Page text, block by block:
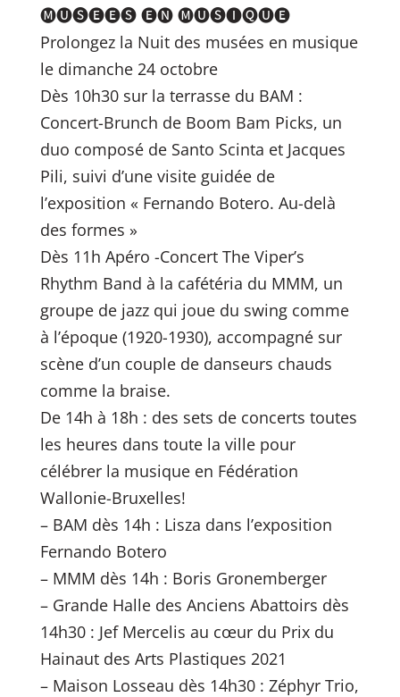
🅜🅤🅢🅔🅔🅢 🅔🅝 🅜🅤🅢🅘🅠🅤🅔
Prolongez la Nuit des musées en musique
le dimanche 24 octobre
Dès 10h30 sur la terrasse du BAM :
Concert-Brunch de Boom Bam Picks, un
duo composé de Santo Scinta et Jacques
Pili, suivi d’une visite guidée de
l’exposition « Fernando Botero. Au-delà
des formes »
Dès 11h Apéro -Concert The Viper’s
Rhythm Band à la cafétéria du MMM, un
groupe de jazz qui joue du swing comme
à l’époque (1920-1930), accompagné sur
scène d’un couple de danseurs chauds
comme la braise.
De 14h à 18h : des sets de concerts toutes
les heures dans toute la ville pour
célébrer la musique en Fédération
Wallonie-Bruxelles!
– BAM dès 14h : Lisza dans l’exposition
Fernando Botero
– MMM dès 14h : Boris Gronemberger
– Grande Halle des Anciens Abattoirs dès
14h30 : Jef Mercelis au cœur du Prix du
Hainaut des Arts Plastiques 2021
– Maison Losseau dès 14h30 : Zéphyr Trio,